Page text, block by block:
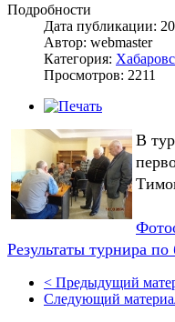
Подробности
Дата публикации:
Автор: webmaster
Категория:
Просмотров: 2211
В
Результаты турнира
< Предыдущий
Следующий